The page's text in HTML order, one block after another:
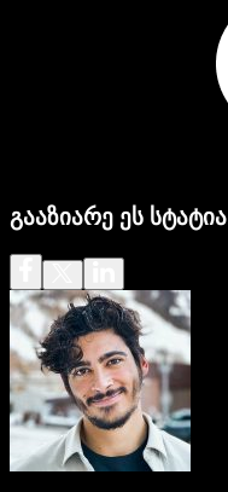
გააზიარე ეს სტატია